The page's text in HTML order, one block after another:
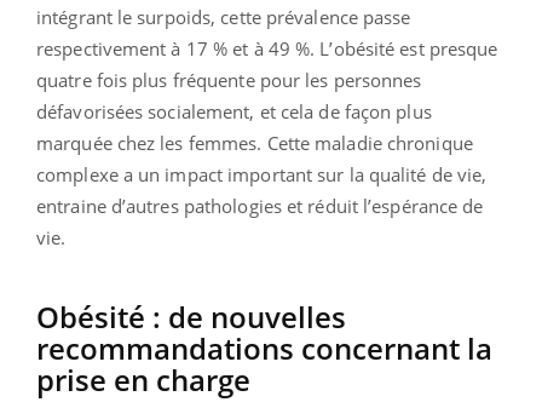
intégrant le surpoids, cette prévalence passe
respectivement à 17 % et à 49 %. L’obésité est presque
quatre fois plus fréquente pour les personnes
défavorisées socialement, et cela de façon plus
marquée chez les femmes. Cette maladie chronique
complexe a un impact important sur la qualité de vie,
entraine d’autres pathologies et réduit l’espérance de
vie.
Obésité : de nouvelles
recommandations concernant la
prise en charge